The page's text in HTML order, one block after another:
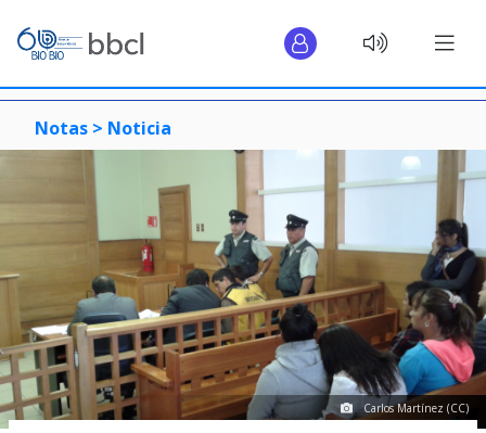
Notas > Noticia
Carlos Martínez (CC)